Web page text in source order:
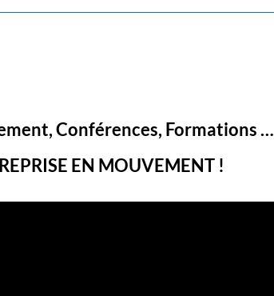
Conférences, Formations …
EN MOUVEMENT !